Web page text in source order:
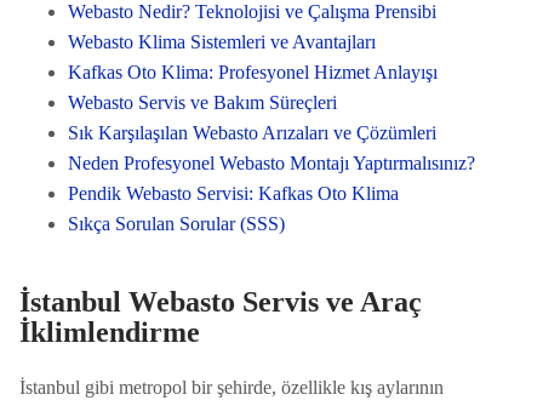
Webasto Nedir? Teknolojisi ve Çalışma Prensibi
Webasto Klima Sistemleri ve Avantajları
Kafkas Oto Klima: Profesyonel Hizmet Anlayışı
Webasto Servis ve Bakım Süreçleri
Sık Karşılaşılan Webasto Arızaları ve Çözümleri
Neden Profesyonel Webasto Montajı Yaptırmalısınız?
Pendik Webasto Servisi: Kafkas Oto Klima
Sıkça Sorulan Sorular (SSS)
İstanbul Webasto Servis ve Araç
İklimlendirme
İstanbul gibi metropol bir şehirde, özellikle kış aylarının